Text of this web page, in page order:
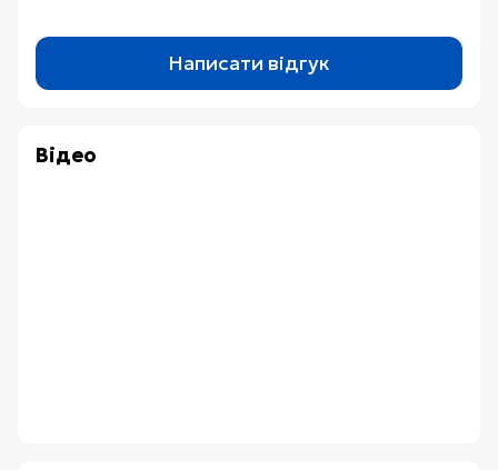
Написати відгук
Відео